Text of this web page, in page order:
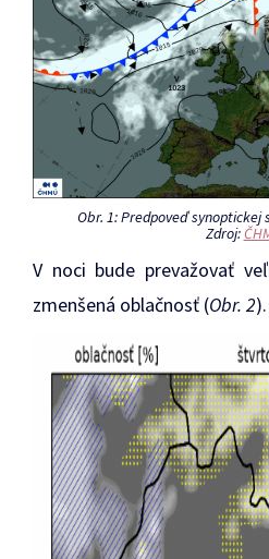
Obr. 1: Predpoveď synoptickej
Zdroj:
V noci bude prevažovať
zmenšená oblačnosť (Obr. 2).